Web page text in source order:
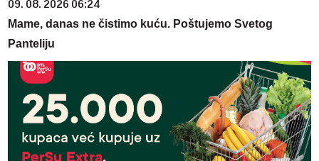
09. 08. 2026 06:24
Mame, danas ne čistimo kuću. Poštujemo Svetog
Panteliju